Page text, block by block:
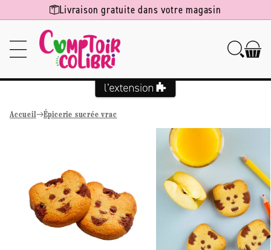
Ignorer et
passer au Livraison gratuite dans votre magasin
Accueil Épicerie sucrée vrac